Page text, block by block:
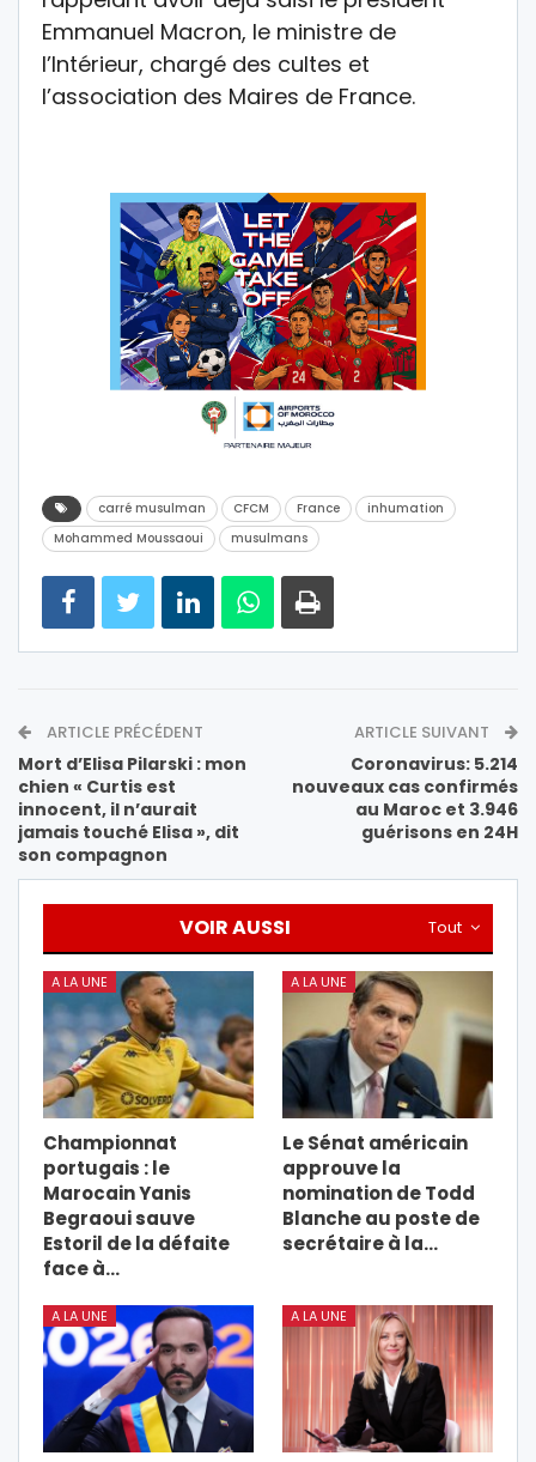
Emmanuel Macron, le ministre de
l’Intérieur, chargé des cultes et
l’association des Maires de France.
carré musulman CFCM France
inhumation
Mohammed Moussaoui
musulmans
ARTICLE PRÉCÉDENT
Mort d’Elisa Pilarski : mon
chien « Curtis est
innocent, il n’aurait
jamais touché Elisa », dit
son compagnon
ARTICLE SUIVANT
Coronavirus: 5.214
nouveaux cas confirmés
au Maroc et 3.946
guérisons en 24H
Tout
VOIR AUSSI
A LA UNE
Championnat
portugais : le
Marocain Yanis
Begraoui sauve
Estoril de la défaite
face à…
A LA UNE
Le Sénat américain
approuve la
nomination de Todd
Blanche au poste de
secrétaire à la…
A LA UNE A LA UNE